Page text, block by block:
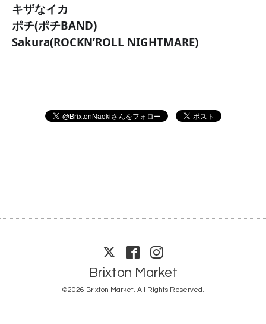
キザなイカ
ポチ(ポチBAND)
Sakura(ROCKN’ROLL NIGHTMARE)
Brixton Market
©2026 Brixton Market. All Rights Reserved.